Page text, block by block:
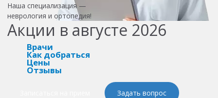
Наша специализация —
неврология и ортопедия!
Акции в августе 2026
Врачи
Как добраться
Цены
Отзывы
Задать вопрос